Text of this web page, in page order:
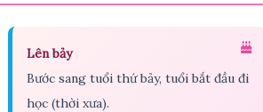
Lên bảy
Bước sang tuổi thứ bảy, tuổi bắt đầu đi
học (thời xưa).